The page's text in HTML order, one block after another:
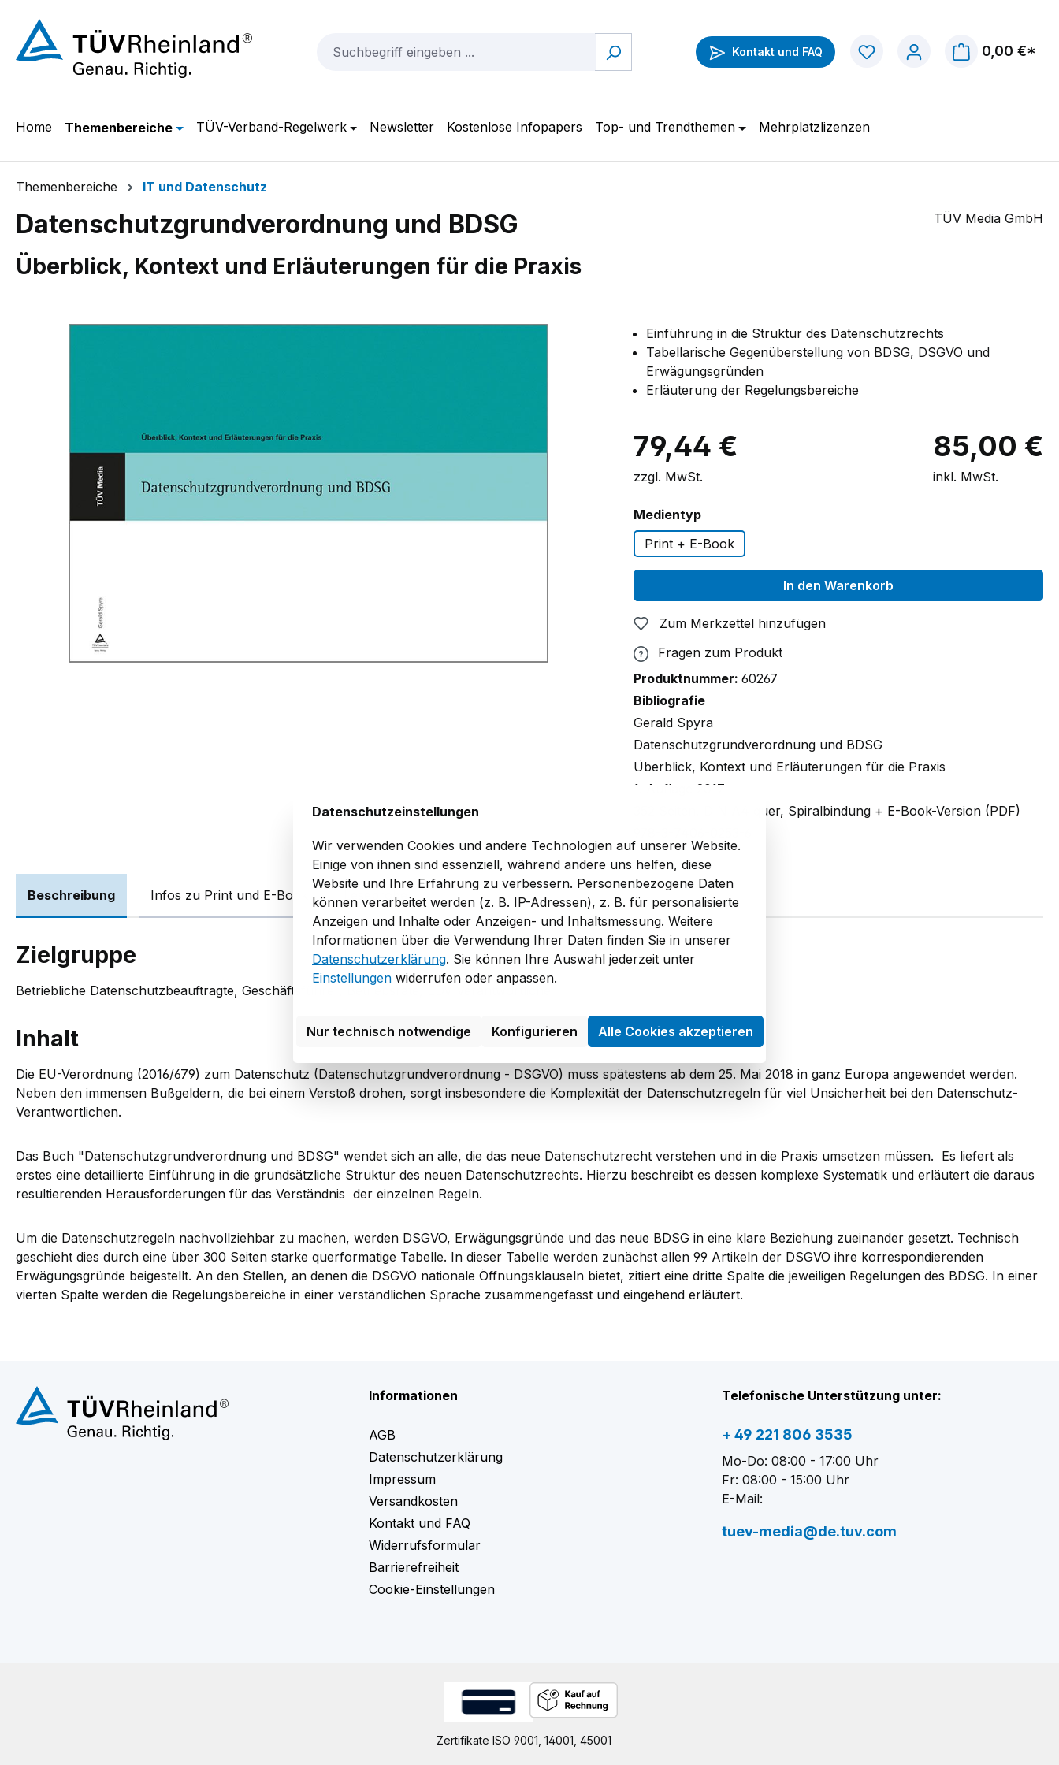
Hauptinhalt springen
Zur Suche springen
Zur Hauptnavigation springen
Kontakt und FAQ 0,00 €*
Home Themenbereiche TÜV-Verband-Regelwerk Newsletter Kostenlose Infopapers Top- und Trendthemen Mehrplatzlizenzen
Themenbereiche IT und Datenschutz
Datenschutzgrundverordnung und BDSG
Überblick, Kontext und Erläuterungen für die Praxis
TÜV Media GmbH
Einführung in die Struktur des Datenschutzrechts
Tabellarische Gegenüberstellung von BDSG, DSGVO und
Erwägungsgründen
Erläuterung der Regelungsbereiche
79,44 €
zzgl. MwSt.
85,00 €
inkl. MwSt.
Medientypauswählen
Print + E-Book
In den Warenkorb
Zum Merkzettel hinzufügen
Fragen zum Produkt
Produktnummer: 60267
Bibliografie
Gerald Spyra
Datenschutzgrundverordnung und BDSG
Überblick, Kontext und Erläuterungen für die Praxis
1. Auflage 2017
352 Seiten, DIN A4 quer, Spiralbindung + E-Book-Version (PDF)
Beschreibung Infos zu Print und E-Book Leseprobe
Zielgruppe
Betriebliche Datenschutzbeauftragte, Geschäftsführer, Betriebsräte, EDV-Verantwortliche
Inhalt
Die EU-Verordnung (2016/679) zum Datenschutz (Datenschutzgrundverordnung - DSGVO) muss spätestens ab dem 25. Mai 2018 in ganz Europa angewendet werden.
Neben den immensen Bußgeldern, die bei einem Verstoß drohen, sorgt insbesondere die Komplexität der Datenschutzregeln für viel Unsicherheit bei den Datenschutz-
Verantwortlichen.
Das Buch "Datenschutzgrundverordnung und BDSG" wendet sich an alle, die das neue Datenschutzrecht verstehen und in die Praxis umsetzen müssen. Es liefert als
erstes eine detaillierte Einführung in die grundsätzliche Struktur des neuen Datenschutzrechts. Hierzu beschreibt es dessen komplexe Systematik und erläutert die daraus
resultierenden Herausforderungen für das Verständnis der einzelnen Regeln.
Um die Datenschutzregeln nachvollziehbar zu machen, werden DSGVO, Erwägungsgründe und das neue BDSG in eine klare Beziehung zueinander gesetzt. Technisch
geschieht dies durch eine über 300 Seiten starke querformatige Tabelle. In dieser Tabelle werden zunächst allen 99 Artikeln der DSGVO ihre korrespondierenden
Erwägungsgründe beigestellt. An den Stellen, an denen die DSGVO nationale Öffnungsklauseln bietet, zitiert eine dritte Spalte die jeweiligen Regelungen des BDSG. In einer
vierten Spalte werden die Regelungsbereiche in einer verständlichen Sprache zusammengefasst und eingehend erläutert.
Informationen
AGB
Datenschutzerklärung
Impressum
Versandkosten
Kontakt und FAQ
Widerrufsformular
Barrierefreiheit
Cookie-Einstellungen
Telefonische Unterstützung unter:
+ 49 221 806 3535
Mo-Do: 08:00 - 17:00 Uhr
Fr: 08:00 - 15:00 Uhr
E-Mail:
tuev-media@de.tuv.com
Zertifikate ISO 9001, 14001, 45001
Datenschutzeinstellungen
Wir verwenden Cookies und andere Technologien auf unserer Website.
Einige von ihnen sind essenziell, während andere uns helfen, diese
Website und Ihre Erfahrung zu verbessern. Personenbezogene Daten
können verarbeitet werden (z. B. IP-Adressen), z. B. für personalisierte
Anzeigen und Inhalte oder Anzeigen- und Inhaltsmessung. Weitere
Informationen über die Verwendung Ihrer Daten finden Sie in unserer
Datenschutzerklärung. Sie können Ihre Auswahl jederzeit unter
Einstellungen widerrufen oder anpassen.
Nur technisch notwendige Konfigurieren Alle Cookies akzeptieren